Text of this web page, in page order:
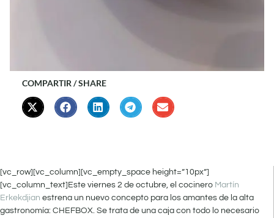
COMPARTIR / SHARE
[vc_row][vc_column][vc_empty_space height=”10px”]
[vc_column_text]Este viernes 2 de octubre, el cocinero Martín
Erkekdjian estrena un nuevo concepto para los amantes de la alta
gastronomía: CHEFBOX. Se trata de una caja con todo lo necesario